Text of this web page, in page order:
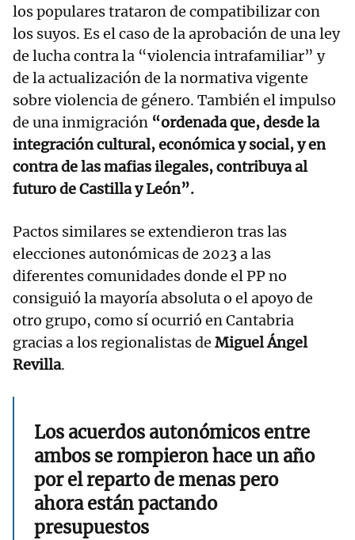
los populares trataron de compatibilizar con
los suyos. Es el caso de la aprobación de una ley
de lucha contra la “violencia intrafamiliar” y
de la actualización de la normativa vigente
sobre violencia de género. También el impulso
de una inmigración “ordenada que, desde la
integración cultural, económica y social, y en
contra de las mafias ilegales, contribuya al
futuro de Castilla y León”.
Pactos similares se extendieron tras las
elecciones autonómicas de 2023 a las
diferentes comunidades donde el PP no
consiguió la mayoría absoluta o el apoyo de
otro grupo, como sí ocurrió en Cantabria
gracias a los regionalistas de Miguel Ángel
Revilla.
Los acuerdos autonómicos entre
ambos se rompieron hace un año
por el reparto de menas pero
ahora están pactando
presupuestos